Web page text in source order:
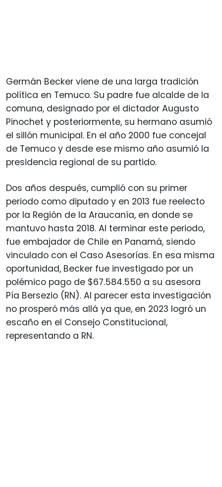
Germán Becker viene de una larga tradición
política en Temuco. Su padre fue alcalde de la
comuna, designado por el dictador Augusto
Pinochet y posteriormente, su hermano asumió
el sillón municipal. En el año 2000 fue concejal
de Temuco y desde ese mismo año asumió la
presidencia regional de su partido.
Dos años después, cumplió con su primer
periodo como diputado y en 2013 fue reelecto
por la Región de la Araucanía, en donde se
mantuvo hasta 2018. Al terminar este periodo,
fue embajador de Chile en Panamá, siendo
vinculado con el Caso Asesorías. En esa misma
oportunidad, Becker fue investigado por un
polémico pago de $67.584.550 a su asesora
Pía Bersezio (RN). Al parecer esta investigación
no prosperó más allá ya que, en 2023 logró un
escaño en el Consejo Constitucional,
representando a RN.